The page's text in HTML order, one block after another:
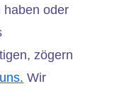
haben oder
zögern
Wir